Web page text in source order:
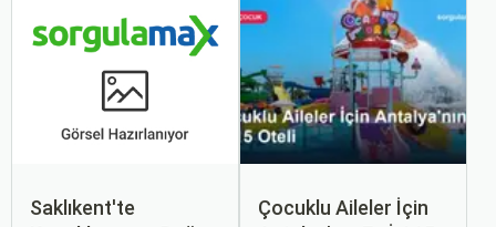
Saklıkent'te
Çocuklu Aileler İçin